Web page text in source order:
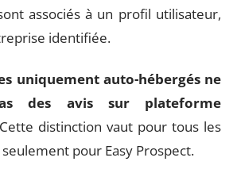
associés à un profil utilisateur,
identifiée.
uniquement auto-hébergés ne
des avis sur plateforme
Cette distinction vaut pour tous les
pour Easy Prospect.